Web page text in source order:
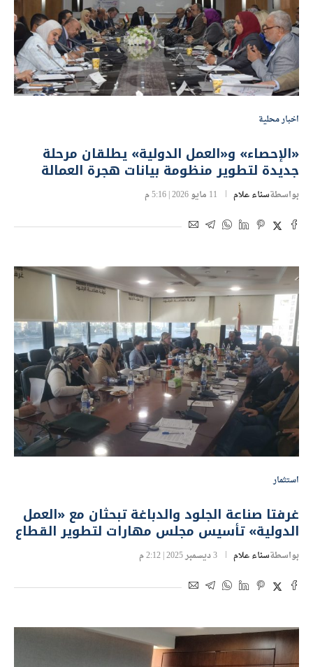
اخبار محلية
«الإحصاء» و«العمل الدولية» يطلقان مرحلة
جديدة لتطوير منظومة بيانات هجرة العمالة
بواسطةسناء علام 11 مايو 2026 | 5:16 م
استثمار
غرفتا صناعة الجلود والدباغة تبحثان مع «العمل
الدولية» تأسيس مجلس مهارات لتطوير القطاع
بواسطةسناء علام 3 ديسمبر 2025 | 2:12 م